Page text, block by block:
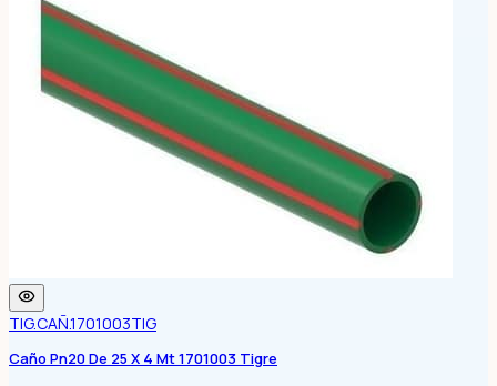
TIG.CAÑ.1701003TIG
Caño Pn20 De 25 X 4 Mt 1701003 Tigre